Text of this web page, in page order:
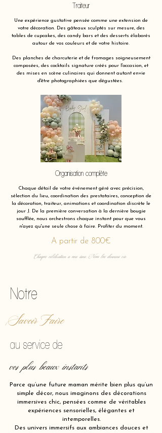
Traiteur
Une expérience gustative pensée comme une extension de
votre décoration. Des gâteaux sculptés sur mesure, des
tables de cupcakes, des candy bars et des desserts élaborés
autour de vos couleurs et de votre histoire.
Des planches de charcuterie et de fromages soigneusement
composées, des cocktails signature créés pour l'occasion, et
des mises en scène culinaires qui donnent autant envie
d'être photographiées que dégustées.
Organisation complète
Chaque détail de votre événement géré avec précision,
sélection du lieu, coordination des prestataires, conception de
la décoration, traiteur, animations et coordination discrète le
jour J. De la première conversation à la dernière bougie
soufflée, nous orchestrons chaque instant pour que vous
n'ayez qu'une seule chose à faire. Profiter du moment.
A partir de 800€
Chaque célébration a une âme. Nous lui donnons vie.
Notre
Savoir Faire
au service de
vos plus beaux instants
Parce qu’une future maman mérite bien plus qu’un
simple décor, nous imaginons des décorations
immersives chic, pensées comme de véritables
expériences sensorielles, élégantes et
intemporelles.
Des univers immersifs aux ambiances douces et